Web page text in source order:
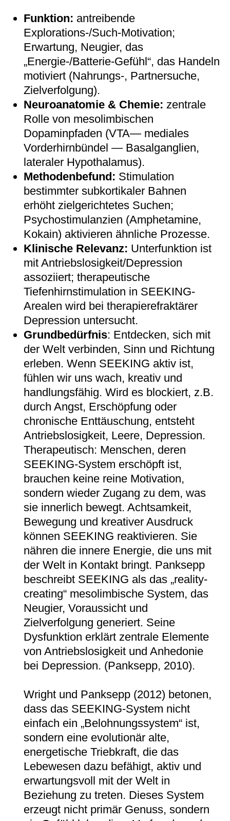
Funktion: antreibende
Explorations-/Such-Motivation;
Erwartung, Neugier, das
„Energie-/Batterie-Gefühl“, das Handeln
motiviert (Nahrungs-, Partnersuche,
Zielverfolgung).
Neuroanatomie & Chemie: zentrale
Rolle von mesolimbischen
Dopaminpfaden (VTA— mediales
Vorderhirnbündel — Basalganglien,
lateraler Hypothalamus).
Methodenbefund: Stimulation
bestimmter subkortikaler Bahnen
erhöht zielgerichtetes Suchen;
Psychostimulanzien (Amphetamine,
Kokain) aktivieren ähnliche Prozesse.
Klinische Relevanz: Unterfunktion ist
mit Antriebslosigkeit/Depression
assoziiert; therapeutische
Tiefenhirnstimulation in SEEKING-
Arealen wird bei therapierefraktärer
Depression untersucht.
Grundbedürfnis: Entdecken, sich mit
der Welt verbinden, Sinn und Richtung
erleben. Wenn SEEKING aktiv ist,
fühlen wir uns wach, kreativ und
handlungsfähig. Wird es blockiert, z.B.
durch Angst, Erschöpfung oder
chronische Enttäuschung, entsteht
Antriebslosigkeit, Leere, Depression.
Therapeutisch: Menschen, deren
SEEKING-System erschöpft ist,
brauchen keine reine Motivation,
sondern wieder Zugang zu dem, was
sie innerlich bewegt. Achtsamkeit,
Bewegung und kreativer Ausdruck
können SEEKING reaktivieren. Sie
nähren die innere Energie, die uns mit
der Welt in Kontakt bringt. Panksepp
beschreibt SEEKING als das „reality-
creating“ mesolimbische System, das
Neugier, Voraussicht und
Zielverfolgung generiert. Seine
Dysfunktion erklärt zentrale Elemente
von Antriebslosigkeit und Anhedonie
bei Depression. (Panksepp, 2010).
Wright und Panksepp (2012) betonen,
dass das SEEKING-System nicht
einfach ein „Belohnungssystem“ ist,
sondern eine evolutionär alte,
energetische Triebkraft, die das
Lebewesen dazu befähigt, aktiv und
erwartungsvoll mit der Welt in
Beziehung zu treten. Dieses System
erzeugt nicht primär Genuss, sondern